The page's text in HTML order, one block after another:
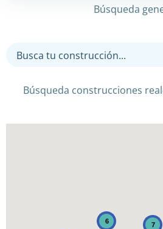
Búsqueda
Búsqueda construcciones
6 7